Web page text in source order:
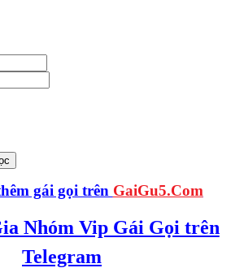
gái gọi trên GaiGu5.Com
Nhóm Vip Gái Gọi trên
Telegram